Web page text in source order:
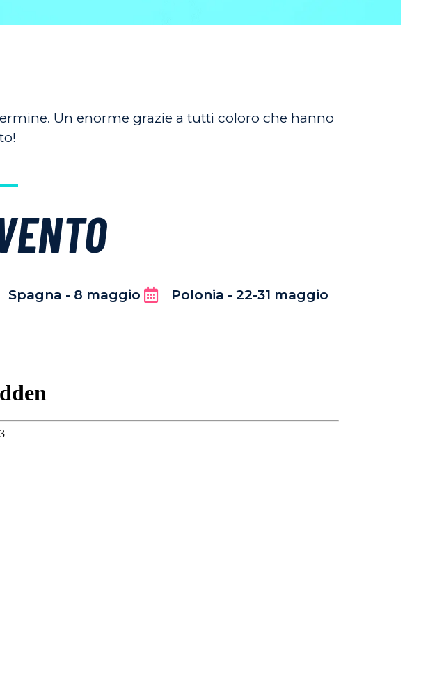
Un enorme grazie a tutti coloro che hanno
Spagna - 8 maggio Polonia - 22-31 maggio